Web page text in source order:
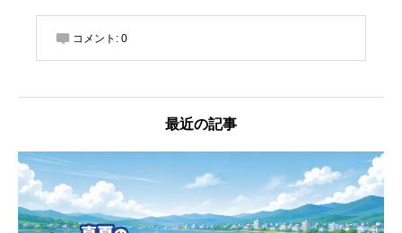
コメント: 0
最近の記事